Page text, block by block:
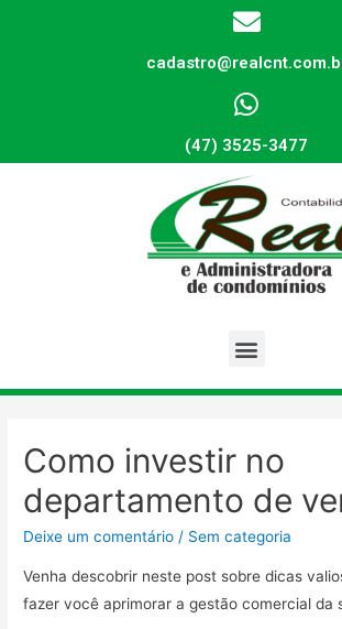
(47) 3525-3477
Como investir no
departamento de
Deixe um comentário / Sem categoria
Venha descobrir neste post sobre dicas
fazer você aprimorar a gestão comercial da